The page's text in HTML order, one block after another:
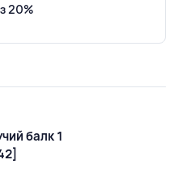
20%
балк 1